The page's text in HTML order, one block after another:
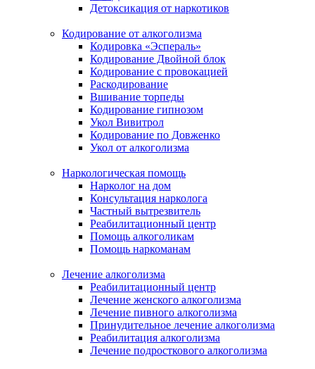
Детоксикация от наркотиков
Кодирование от алкоголизма
Кодировка «Эспераль»
Кодирование Двойной блок
Кодирование с провокацией
Раскодирование
Вшивание торпеды
Кодирование гипнозом
Укол Вивитрол
Кодирование по Довженко
Укол от алкоголизма
Наркологическая помощь
Нарколог на дом
Консультация нарколога
Частный вытрезвитель
Реабилитационный центр
Помощь алкоголикам
Помощь наркоманам
Лечение алкоголизма
Реабилитационный центр
Лечение женского алкоголизма
Лечение пивного алкоголизма
Принудительное лечение алкоголизма
Реабилитация алкоголизма
Лечение подросткового алкоголизма